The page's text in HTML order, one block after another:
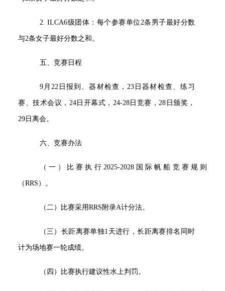
2. ILCA6级团体：每个参赛单位2条男子最好分数
与2条女子最好分数之和。
五、竞赛日程
9月22日报到、器材检查，23日器材检查、练习
赛、技术会议，24日开幕式，24-28日竞赛，28日颁奖，
29日离会。
六、竞赛办法
（一）比赛执行2025-2028国际帆船竞赛规则
（RRS）。
（二）比赛采用RRS附录A计分法。
（三）长距离赛单独1天进行，长距离赛排名同时
计为场地赛一轮成绩。
（四）比赛执行建议性水上判罚。